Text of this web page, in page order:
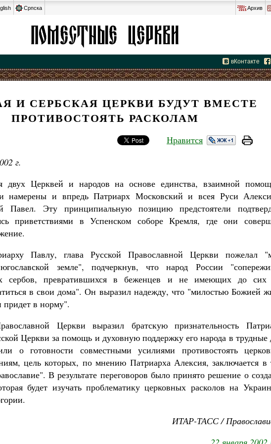
Српска Архив
вКонтакте
И СЕРБСКАЯ ЦЕРКВИ БУДУТ ВМЕСТЕ
ПРОТИВОСТОЯТЬ РАСКОЛАМ
Нравится
г.
двух Церквей и народов на основе единства, взаимной
намерены и впредь Патриарх Московский и всея Руси
Павел. Эту принципиальную позицию предстоятели
приветствиями в Успенском соборе Кремля, где они
Павлу, глава Русской Православной Церкви пожелал
югославской земле", подчеркнув, что народ России
сербов, превратившихся в беженцев и не имеющих до сих
в свои дома". Он выразил надежду, что "милостью Божией
в норму".
Церкви выразил братскую признательность
Церкви за помощь и духовную поддержку его народа в трудные
о готовности совместными усилиями противостоять
цель которых, по мнению Патриарха Алексия, заключается в
В результате переговоров было принято решение о
будет изучать проблематику церковных расколов на
ИТАР-ТАСС /